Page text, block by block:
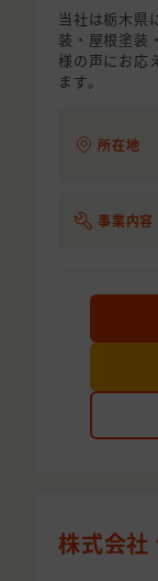
当社は栃木県
装・屋根塗装
様の声にお応
ます。
所在地
事業内容
株式会社